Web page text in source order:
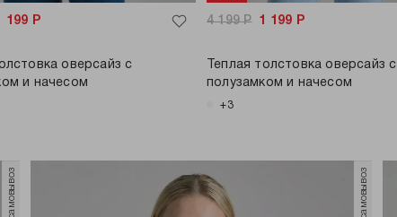
199 Р
оверсайз с
и начесом
4 199Р 1 199 Р
Теплая толстовка оверсайз с
полузамком и начесом
+3